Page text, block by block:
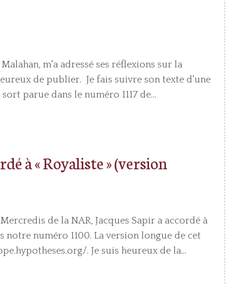
m'a adressé ses réflexions sur la
de publier. Je fais suivre son texte d'une
parue dans le numéro 1117 de...
à « Royaliste » (version
de la NAR, Jacques Sapir a accordé à
numéro 1100. La version longue de cet
. Je suis heureux de la...